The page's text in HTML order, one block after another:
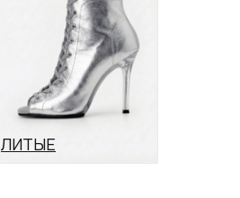
ЛИТЫЕ